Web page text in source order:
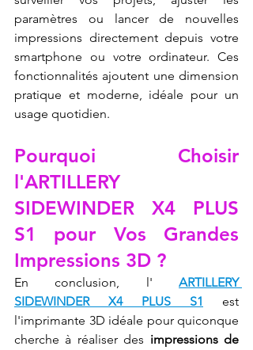
paramètres ou lancer de nouvelles
impressions directement depuis votre
smartphone ou votre ordinateur. Ces
fonctionnalités ajoutent une dimension
pratique et moderne, idéale pour un
usage quotidien.
Pourquoi Choisir
l'ARTILLERY
SIDEWINDER X4 PLUS
S1 pour Vos Grandes
Impressions 3D ?
En conclusion, l' ARTILLERY
SIDEWINDER X4 PLUS S1
est
l'imprimante 3D idéale pour quiconque
cherche à réaliser des impressions de